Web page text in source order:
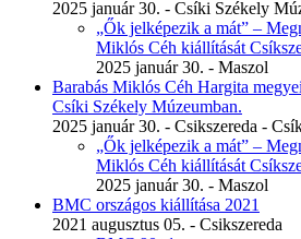
2025 január 30. - Csíki Székely
„Ők jelképezik a mát” –
Miklós Céh kiállítását
2025 január 30. - Maszol
Barabás Miklós Céh Hargita
Csíki Székely Múzeumban.
2025 január 30. - Csikszereda -
„Ők jelképezik a mát” –
Miklós Céh kiállítását
2025 január 30. - Maszol
BMC országos kiállítása 2021
2021 augusztus 05. - Csikszereda